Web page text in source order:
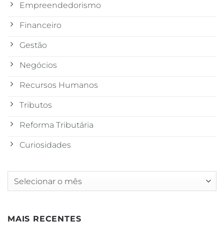
Empreendedorismo
Financeiro
Gestão
Negócios
Recursos Humanos
Tributos
Reforma Tributária
Curiosidades
Arquivos
MAIS RECENTES